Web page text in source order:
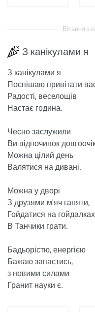
Вітання з
З канікулами я
З канікулами я
Поспішаю привітати
Радості, веселощів
Настає година.
Чесно заслужили
Ви відпочинок
Можна цілий день
Валятися на дивані.
Можна у дворі
З друзями м'яч ганяти,
Гойдатися на
В Танчики грати.
Бадьорістю, енергією
Бажаю запастись,
з новими силами
Гранит науки є.